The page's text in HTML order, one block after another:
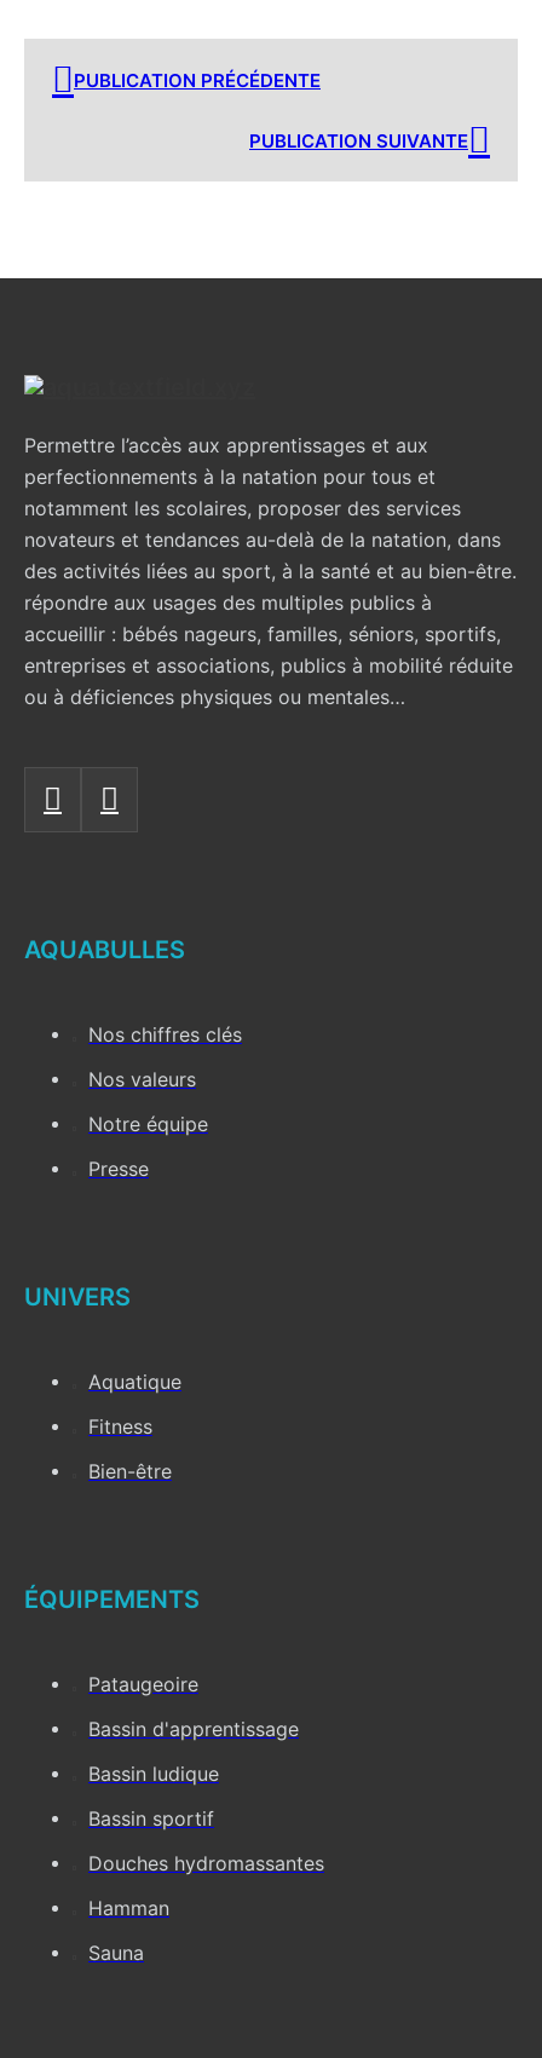
PUBLICATION PRÉCÉDENTE
PUBLICATION SUIVANTE
Permettre l’accès aux apprentissages et aux
perfectionnements à la natation pour tous et
notamment les scolaires, proposer des services
novateurs et tendances au-delà de la natation, dans
des activités liées au sport, à la santé et au bien-être.
répondre aux usages des multiples publics à
accueillir : bébés nageurs, familles, séniors, sportifs,
entreprises et associations, publics à mobilité réduite
ou à déficiences physiques ou mentales…
AQUABULLES
Nos chiffres clés
Nos valeurs
Notre équipe
Presse
UNIVERS
Aquatique
Fitness
Bien-être
ÉQUIPEMENTS
Pataugeoire
Bassin d'apprentissage
Bassin ludique
Bassin sportif
Douches hydromassantes
Hamman
Sauna